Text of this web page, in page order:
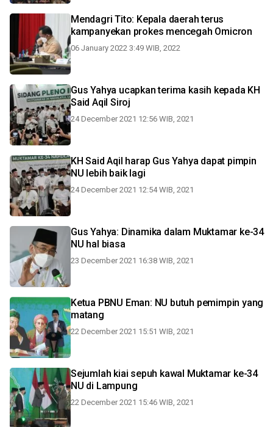
Mendagri Tito: Kepala daerah terus
kampanyekan prokes mencegah Omicron
06 January 2022 3:49 WIB, 2022
Gus Yahya ucapkan terima kasih kepada KH
Said Aqil Siroj
24 December 2021 12:56 WIB, 2021
KH Said Aqil harap Gus Yahya dapat pimpin
NU lebih baik lagi
24 December 2021 12:54 WIB, 2021
Gus Yahya: Dinamika dalam Muktamar ke-34
NU hal biasa
23 December 2021 16:38 WIB, 2021
Ketua PBNU Eman: NU butuh pemimpin yang
matang
22 December 2021 15:51 WIB, 2021
Sejumlah kiai sepuh kawal Muktamar ke-34
NU di Lampung
22 December 2021 15:46 WIB, 2021